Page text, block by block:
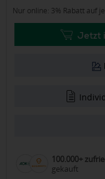
Nur online: 3% Rabatt auf
Jetzt
100.000+
gekauft